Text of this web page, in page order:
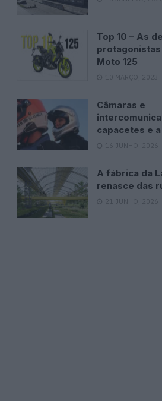
Top 10 – As
Moto 125
10 MARÇO, 2023
Câmaras e
capacetes e
16 JUNHO, 2026
A fábrica da
renasce das
21 JUNHO, 2026